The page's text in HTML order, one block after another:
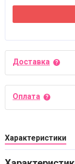
Доставка
Оплата
Характеристики